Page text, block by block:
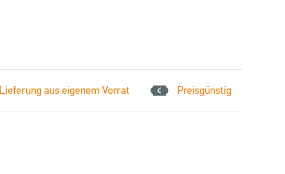
Lieferung aus eigenem Vorrat Preisgünstig